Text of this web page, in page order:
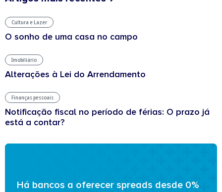
Cultura e Lazer
O sonho de uma casa no campo
Imobiliário
Alterações à Lei do Arrendamento
Finanças pessoais
Notificação fiscal no período de férias: O prazo já
está a contar?
Há bancos a oferecer spreads desde 0%